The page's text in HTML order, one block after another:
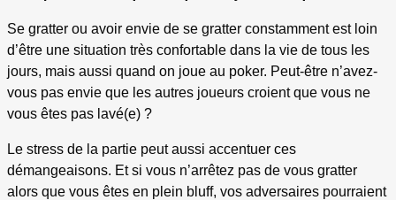
Se gratter ou avoir envie de se gratter constamment est loin
d’être une situation très confortable dans la vie de tous les
jours, mais aussi quand on joue au poker. Peut-être n’avez-
vous pas envie que les autres joueurs croient que vous ne
vous êtes pas lavé(e) ?
Le stress de la partie peut aussi accentuer ces
démangeaisons. Et si vous n’arrêtez pas de vous gratter
alors que vous êtes en plein bluff, vos adversaires pourraient